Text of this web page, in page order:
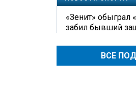
«Зенит» обыграл
забил бывший
ВСЕ